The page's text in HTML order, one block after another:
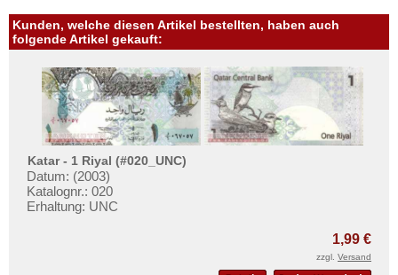
Kunden, welche diesen Artikel bestellten, haben auch
folgende Artikel gekauft:
Katar - 1 Riyal (#020_UNC)
Datum: (2003)
Katalognr.: 020
Erhaltung: UNC
1,99 €
zzgl. Versand